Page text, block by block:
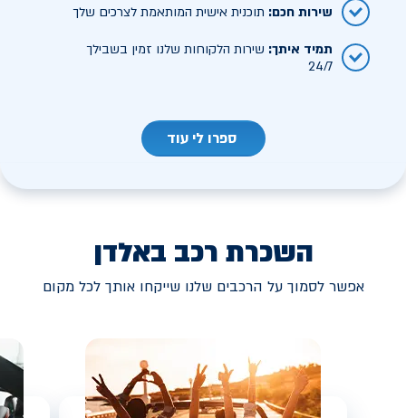
שירות חכם: תוכנית אישית המותאמת לצרכים שלך
תמיד איתך: שירות הלקוחות שלנו זמין בשבילך
24/7
ספרו לי עוד
השכרת רכב באלדן
אפשר לסמוך על הרכבים שלנו שייקחו אותך לכל מקום